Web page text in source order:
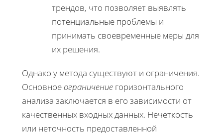
трендов, что позволяет выявлять
потенциальные проблемы и
принимать своевременные меры для
их решения.
Однако у метода существуют и ограничения.
Основноеограничение горизонтального
анализа заключается в его зависимости от
качественных входных данных. Нечеткость
или неточность предоставленной